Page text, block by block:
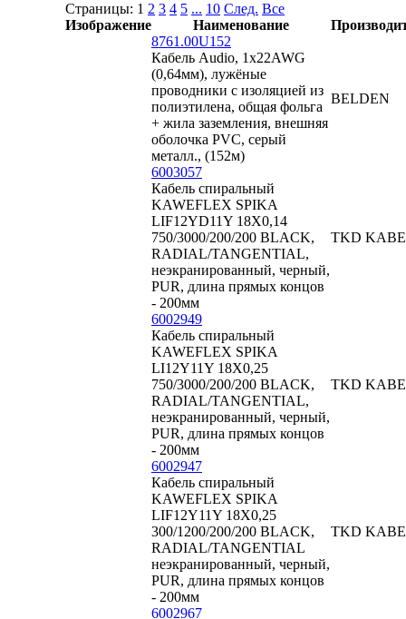
Страницы: 1 2 3 4 5 ... 10 След. Все
Изображение
Наименование
8761.00U152
Кабель Audio, 1x22AWG
(0,64мм), лужёные
проводники с изоляцией из
полиэтилена, общая фольга
+ жила заземления, внешняя
оболочка PVC, серый
металл., (152м)
BELDEN
6003057
Кабель спиральный
KAWEFLEX SPIKA
LIF12YD11Y 18X0,14
750/3000/200/200 BLACK,
RADIAL/TANGENTIAL,
неэкранированный, черный,
PUR, длина прямых концов
- 200мм
TKD
6002949
Кабель спиральный
KAWEFLEX SPIKA
LI12Y11Y 18X0,25
750/3000/200/200 BLACK,
RADIAL/TANGENTIAL,
неэкранированный, черный,
PUR, длина прямых концов
- 200мм
TKD
6002947
Кабель спиральный
KAWEFLEX SPIKA
LIF12Y11Y 18X0,25
300/1200/200/200 BLACK,
RADIAL/TANGENTIAL
неэкранированный, черный,
PUR, длина прямых концов
- 200мм
TKD
6002967